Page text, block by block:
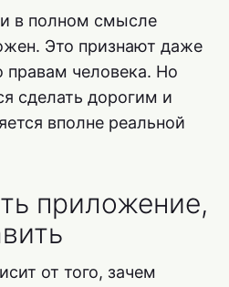
в полном смысле
Это признают даже
правам человека. Но
сделать дорогим и
вполне реальной
приложение,
от того, зачем